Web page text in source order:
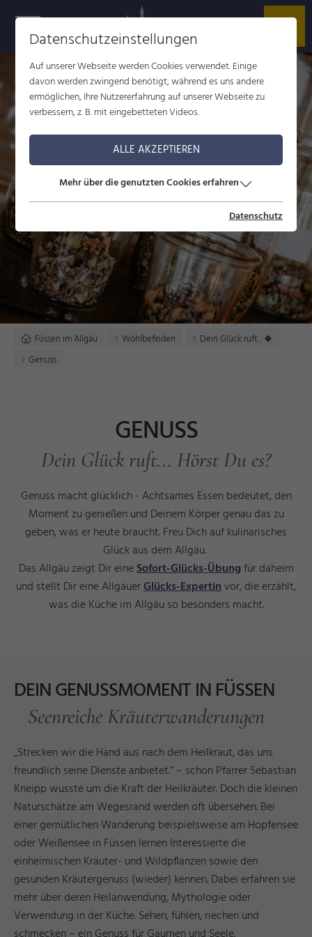
Füssen im Allgäu Wohlbefinden
Dein Glück ruft... 🍀
Genuss
GENUSS
Dein Glück ruft... Hörst Du es?
Genuss macht glücklich - Achtsames Essen bedeutet, den
Moment zu genießen und Deinem Körper genau das zu
geben, was er heute braucht. Freu Dich auf kulinarisches
Glück aus dem Allgäu.
Das Allgäu zeigt Dir eineSofort-Glücks-Übungfür daheim
und stellt Dir eine AllgäuerGlücks-Expertinvor, die erzählt,
was die Küche im Allgäu so besonders macht.
DEIN GENUSSMOMENT IN FÜSSEN
Seenreiche Kräuterwanderungen
„Strecken wir die Hand aus nach dem Heilkraut, das uns
freundlich seine Dienste anbietet.“ – schon Pfarrer Sebastian
Kneipp wusste um die Kraft der Heilkräuter. Doch die kleinen
Naturschätze am Wegesrand werden oft übersehen. Bei
einer gemütlichen Wanderung beispielsweise am Hopfensee
oder Weißensee in Füssen lernen Interessierte die
einheimischen Kräuter- und Wildpflanzen sowie den
gesunden Kräutergenuss (wieder) kennen. Dabei erfahren sie
mehr über deren Heilanwendung, Mythologie oder
Verwendung in der Küche. Sehen, fühlen, riechen und
Datenschutzeinstellungen
Auf unserer Webseite werden Cookies verwendet. Einige
davon werden zwingend benötigt, während es uns andere
ermöglichen, Ihre Nutzererfahrung auf unserer Webseite zu
verbessern, z. B. mit eingebetteten Videos.
ALLE AKZEPTIEREN
Mehr über die genutzten Cookies erfahren
Datenschutz